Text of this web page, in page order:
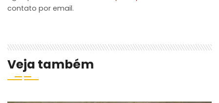
contato por email.
Veja também